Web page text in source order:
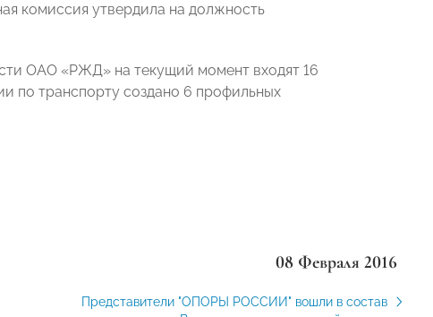
комиссия утвердила на должность
ОАО «РЖД» на текущий момент входят 16
по транспорту создано 6 профильных
08 Февраля 2016
Представители "ОПОРЫ РОССИИ" вошли в состав